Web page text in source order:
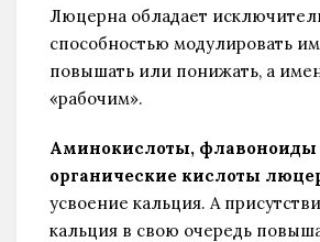
Люцерна обладает
способностью модулировать
повышать или понижать, а
«рабочим».
Аминокислоты, флавоноиды
органические кислоты
усвоение кальция. А
кальция в свою очередь